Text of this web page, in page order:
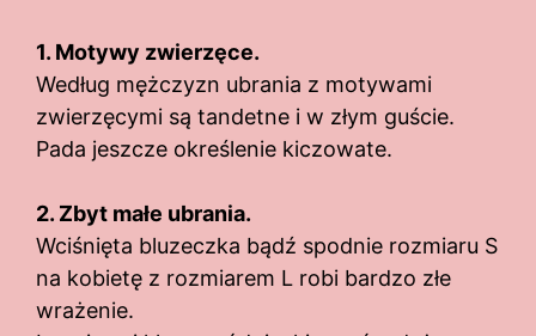
1. Motywy zwierzęce.
Według mężczyzn ubrania z motywami
zwierzęcymi są tandetne i w złym guście.
Pada jeszcze określenie kiczowate.
2. Zbyt małe ubrania.
Wciśnięta bluzeczka bądź spodnie rozmiaru S
na kobietę z rozmiarem L robi bardzo złe
wrażenie.